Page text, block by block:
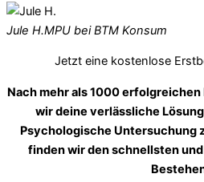
Jule H.MPU bei BTM Konsum
Jetzt eine kostenlose
Nach mehr als 1000
wir deine verlässliche
Psychologische Untersuchung
finden wir den schnellsten